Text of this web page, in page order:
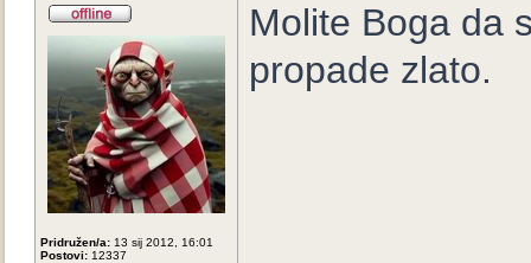
Pridružen/a: 13 sij 2012, 16:01
Postovi: 12337
Molite Boga da
propade zlato.